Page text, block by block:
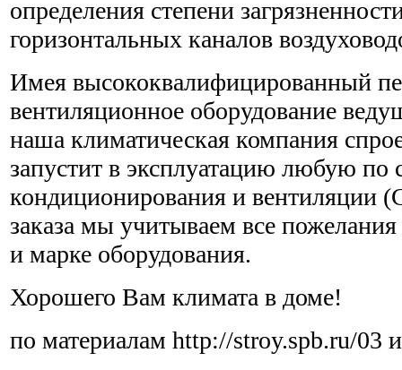
определения степени
горизонтальных каналов
Имея высококвалифицированный
вентиляционное оборудование
наша климатическая компания
запустит в эксплуатацию любую по
кондиционирования и
заказа мы учитываем все
и марке оборудования.
Хорошего Вам климата в доме!
по материалам http://stroy.spb.ru/03